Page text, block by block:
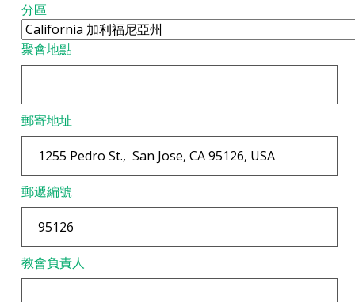
分區
聚會地點
郵寄地址
郵遞編號
教會負責人